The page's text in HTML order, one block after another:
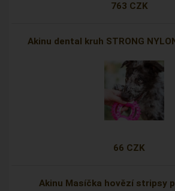
763 CZK
Akinu dental kruh STRONG
66 CZK
Akinu Masíčka hovězí stripsy